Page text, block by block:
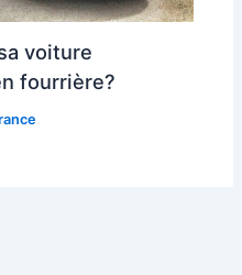
voiture
fourrière?